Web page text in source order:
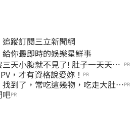
蹤訂閱三立新聞網
你最即時的娛樂星鮮事
天小腹就不見了! 肚子一天天變 PR
，才有資格說愛妳！ PR
到了，常吃這幾物，吃走大肚
PR
吧PR